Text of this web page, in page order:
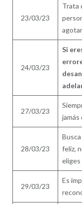
23/03/23
Trata
24/03/23
Si
27/03/23
jamás
28/03/23
feliz,
eliges
29/03/23
Es